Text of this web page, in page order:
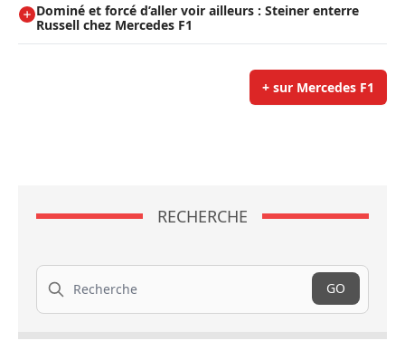
Dominé et forcé d’aller voir ailleurs : Steiner enterre
Russell chez Mercedes F1
+ sur Mercedes F1
RECHERCHE
Recherche
GO